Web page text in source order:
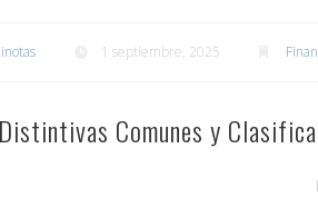
1 septiembre, 2025
Comunes y